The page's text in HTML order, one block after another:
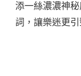
添一絲濃濃神
詞，讓樂迷更